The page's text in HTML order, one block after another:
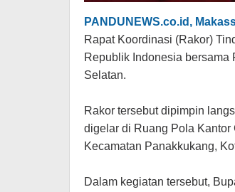
PANDUNEWS.co.id,
Rapat Koordinasi (Rakor)
Republik Indonesia bersama
Selatan.
Rakor tersebut dipimpin
digelar di Ruang Pola
Kecamatan Panakkukang,
Dalam kegiatan tersebut,